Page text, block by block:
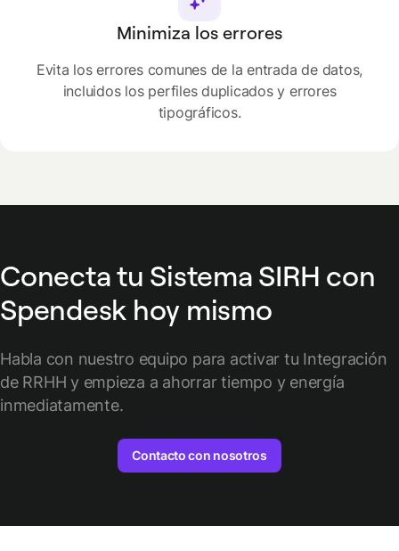
Minimiza los errores
Evita los errores comunes de la entrada de datos,
incluidos los perfiles duplicados y errores
tipográficos.
Conecta tu Sistema SIRH con
Spendesk hoy mismo
Habla con nuestro equipo para activar tu Integración
de RRHH y empieza a ahorrar tiempo y energía
inmediatamente.
Contacto con nosotros